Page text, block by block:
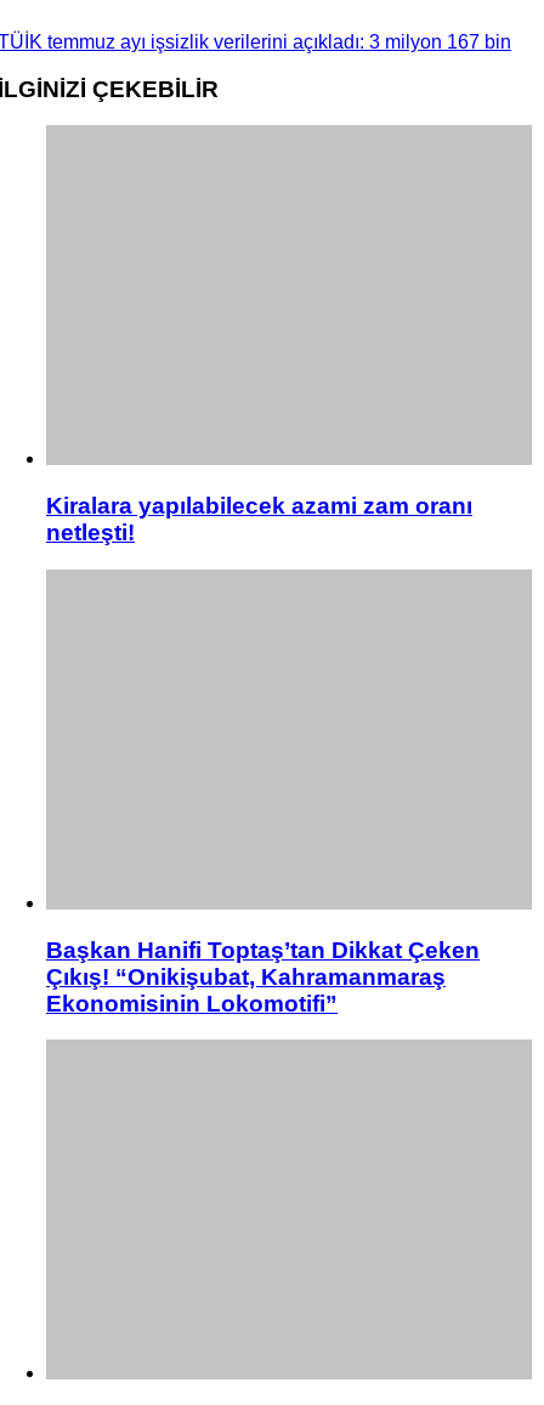
temmuz ayı işsizlik verilerini açıkladı: 3 milyon 167 bin
ÇEKEBİLİR
Kiralara yapılabilecek azami zam oranı
netleşti!
Başkan Hanifi Toptaş’tan Dikkat Çeken
Çıkış! “Onikişubat, Kahramanmaraş
Ekonomisinin Lokomotifi”